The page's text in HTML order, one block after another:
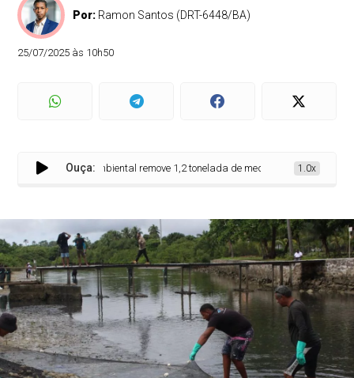
Por: Ramon Santos (DRT-6448/BA)
25/07/2025 às 10h50
Ouça:
Ação ambiental remove 1,2 tonelada de medusa invasora da Baía
1.0x